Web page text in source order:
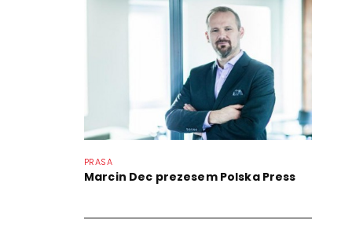
PRASA
Marcin Dec prezesem Polska Press